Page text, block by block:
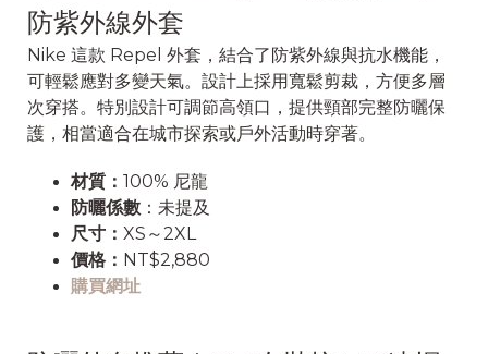
防紫外線外套
Nike 這款 Repel 外套，結合了防紫外線與抗水機能，
可輕鬆應對多變天氣。設計上採用寬鬆剪裁，方便多層
次穿搭。特別設計可調節高領口，提供頸部完整防曬保
護，相當適合在城市探索或戶外活動時穿著。
材質： 100% 尼龍
防曬係數 ：未提及
尺寸： XS～2XL
價格： NT$2,880
購買網址